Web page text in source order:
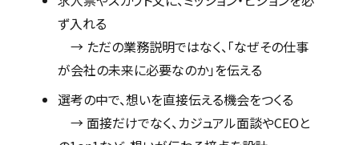
ず入れる
→ ただの業務説明ではなく、「なぜその仕事
が会社の未来に必要なのか」を伝える
選考の中で、想いを直接伝える機会をつくる
→ 面接だけでなく、カジュアル面談やCEOと